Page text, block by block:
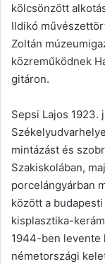
kölcsönzött
Ildikó
Zoltán
közreműködnek
gitáron.
Sepsi Lajos
mintázást és
Szakiskolában,
porcelángyárban
között a
kisplasztika-
1944-ben levente
németországi